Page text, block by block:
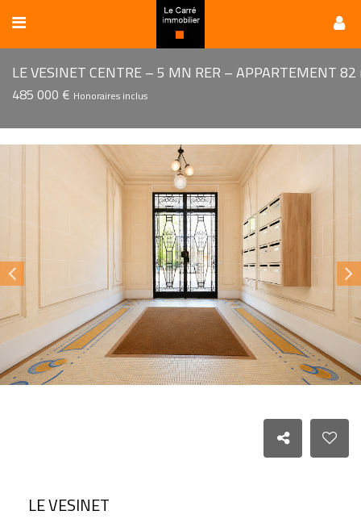
485 000 € Honoraires inclus
LE VESINET